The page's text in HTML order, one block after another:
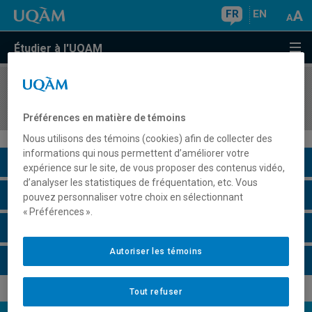
FR EN
Étudier à l'UQAM
COURS//
Description du cours
Horaire - Été 2026
Préférences en matière de témoins
Nous utilisons des témoins (cookies) afin de collecter des
informations qui nous permettent d’améliorer votre
expérience sur le site, de vous proposer des contenus vidéo,
d’analyser les statistiques de fréquentation, etc. Vous
pouvez personnaliser votre choix en sélectionnant
« Préférences ».
Tout refuser
Autoriser les témoins